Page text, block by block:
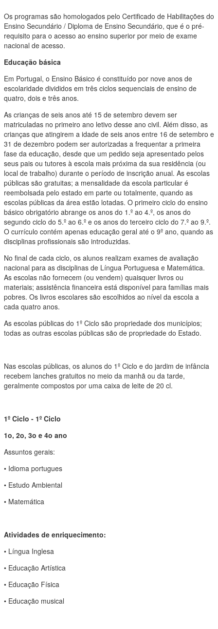
Os programas são homologados pelo Certificado de Habilitações do
Ensino Secundário / Diploma de Ensino Secundário, que é o pré-
requisito para o acesso ao ensino superior por meio de exame
nacional de acesso.
Educação básica
Em Portugal, o Ensino Básico é constituído por nove anos de
escolaridade divididos em três ciclos sequenciais de ensino de
quatro, dois e três anos.
As crianças de seis anos até 15 de setembro devem ser
matriculadas no primeiro ano letivo desse ano civil. Além disso, as
crianças que atingirem a idade de seis anos entre 16 de setembro e
31 de dezembro podem ser autorizadas a frequentar a primeira
fase da educação, desde que um pedido seja apresentado pelos
seus pais ou tutores à escola mais próxima da sua residência (ou
local de trabalho) durante o período de inscrição anual. As escolas
públicas são gratuitas; a mensalidade da escola particular é
reembolsada pelo estado em parte ou totalmente, quando as
escolas públicas da área estão lotadas. O primeiro ciclo do ensino
básico obrigatório abrange os anos do 1.º ao 4.º, os anos do
segundo ciclo do 5.º ao 6.º e os anos do terceiro ciclo do 7.º ao 9.º.
O currículo contém apenas educação geral até o 9º ano, quando as
disciplinas profissionais são introduzidas.
No final de cada ciclo, os alunos realizam exames de avaliação
nacional para as disciplinas de Língua Portuguesa e Matemática.
As escolas não fornecem (ou vendem) quaisquer livros ou
materiais; assistência financeira está disponível para famílias mais
pobres. Os livros escolares são escolhidos ao nível da escola a
cada quatro anos.
As escolas públicas do 1º Ciclo são propriedade dos municípios;
todas as outras escolas públicas são de propriedade do Estado.
Nas escolas públicas, os alunos do 1º Ciclo e do jardim de infância
recebem lanches gratuitos no meio da manhã ou da tarde,
geralmente compostos por uma caixa de leite de 20 cl.
1º Ciclo - 1º Ciclo
1o, 2o, 3o e 4o ano
Assuntos gerais:
• Idioma portugues
• Estudo Ambiental
• Matemática
Atividades de enriquecimento:
• Língua Inglesa
• Educação Artística
• Educação Física
• Educação musical